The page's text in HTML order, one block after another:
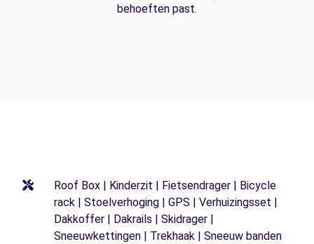
behoeften past.
Roof Box | Kinderzit | Fietsendrager | Bicycle
rack | Stoelverhoging | GPS | Verhuizingsset |
Dakkoffer | Dakrails | Skidrager |
Sneeuwkettingen | Trekhaak | Sneeuw banden